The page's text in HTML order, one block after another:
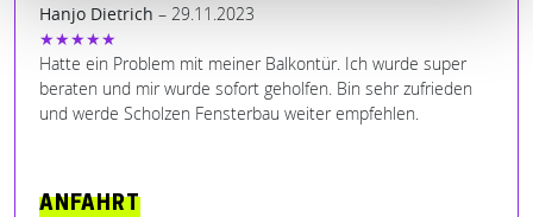
Hanjo Dietrich – 29.11.2023
★★★★★
Hatte ein Problem mit meiner Balkontür. Ich wurde super
beraten und mir wurde sofort geholfen. Bin sehr zufrieden
und werde Scholzen Fensterbau weiter empfehlen.
ANFAHRT